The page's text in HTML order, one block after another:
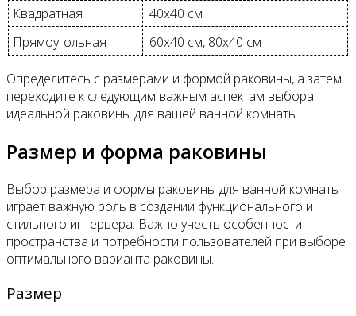
Квадратная
40x40 см
Прямоугольная
60x40 см, 80x40 см
Определитесь с размерами и формой раковины, а затем
переходите к следующим важным аспектам выбора
идеальной раковины для вашей ванной комнаты.
Размер и форма раковины
Выбор размера и формы раковины для ванной комнаты
играет важную роль в создании функционального и
стильного интерьера. Важно учесть особенности
пространства и потребности пользователей при выборе
оптимального варианта раковины.
Размер